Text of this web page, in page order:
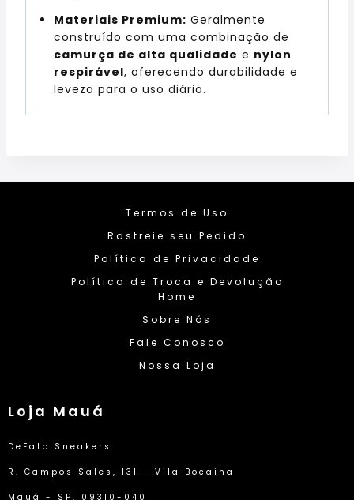
Materiais Premium: Geralmente
construído com uma combinação de
camurça de alta qualidade e nylon
respirável, oferecendo durabilidade e
leveza para o uso diário.
Termos de Uso
Rastreie seu Pedido
Política de Privacidade
Política de Troca e Devolução
Home
Sobre Nós
Fale Conosco
Nossa Loja
Loja Mauá
DeFato Sneakers
R. Campos Sales, 131 - Vila Bocaina
Mauá - SP, 09310-040